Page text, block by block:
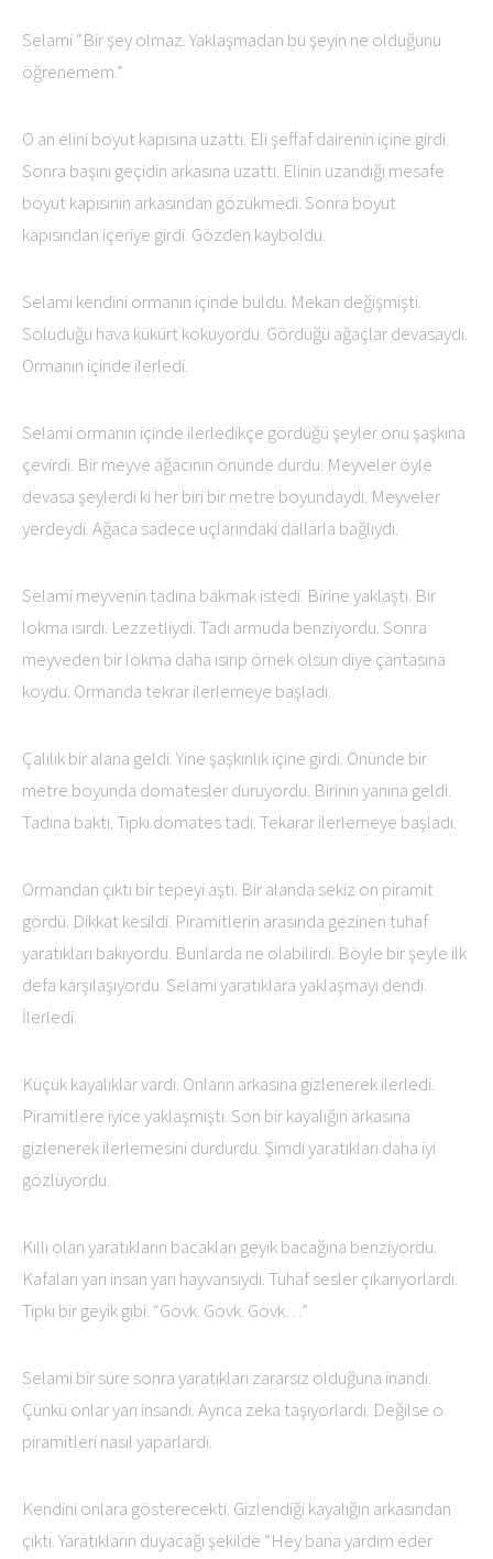
Selami “Bir şey olmaz. Yaklaşmadan bu şeyin ne olduğunu
öğrenemem.”
O an elini boyut kapısına uzattı. Eli şeffaf dairenin içine girdi.
Sonra başını geçidin arkasına uzattı. Elinin uzandığı mesafe
boyut kapısının arkasından gözükmedi. Sonra boyut
kapısından içeriye girdi. Gözden kayboldu.
Selami kendini ormanın içinde buldu. Mekan değişmişti.
Soluduğu hava kükürt kokuyordu. Gördüğü ağaçlar devasaydı.
Ormanın içinde ilerledi.
Selami ormanın içinde ilerledikçe gördüğü şeyler onu şaşkına
çevirdi. Bir meyve ağacının önünde durdu. Meyveler öyle
devasa şeylerdi ki her biri bir metre boyundaydı. Meyveler
yerdeydi. Ağaca sadece uçlarındaki dallarla bağlıydı.
Selami meyvenin tadına bakmak istedi. Birine yaklaştı. Bir
lokma ısırdı. Lezzetliydi. Tadı armuda benziyordu. Sonra
meyveden bir lokma daha ısırıp örnek olsun diye çantasına
koydu. Ormanda tekrar ilerlemeye başladı.
Çalılık bir alana geldi. Yine şaşkınlık içine girdi. Önünde bir
metre boyunda domatesler duruyordu. Birinin yanına geldi.
Tadına baktı. Tıpkı domates tadı. Tekarar ilerlemeye başladı.
Ormandan çıktı bir tepeyi aştı. Bir alanda sekiz on piramit
gördü. Dikkat kesildi. Piramitlerin arasında gezinen tuhaf
yaratıkları bakıyordu. Bunlarda ne olabilirdi. Böyle bir şeyle ilk
defa karşılaşıyordu. Selami yaratıklara yaklaşmayı dendi.
İlerledi.
Küçük kayalıklar vardı. Onların arkasına gizlenerek ilerledi.
Piramitlere iyice yaklaşmıştı. Son bir kayalığın arkasına
gizlenerek ilerlemesini durdurdu. Şimdi yaratıkları daha iyi
gözlüyordu.
Kıllı olan yaratıkların bacakları geyik bacağına benziyordu.
Kafaları yarı insan yarı hayvansıydı. Tuhaf sesler çıkarıyorlardı.
Tıpkı bir geyik gibi. “Govk. Govk. Govk…”
Selami bir süre sonra yaratıkları zararsız olduğuna inandı.
Çünkü onlar yarı insandı. Ayrıca zeka taşıyorlardı. Değilse o
piramitleri nasıl yaparlardı.
Kendini onlara gösterecekti. Gizlendiği kayalığın arkasından
çıktı. Yaratıkların duyacağı şekilde “Hey bana yardım eder